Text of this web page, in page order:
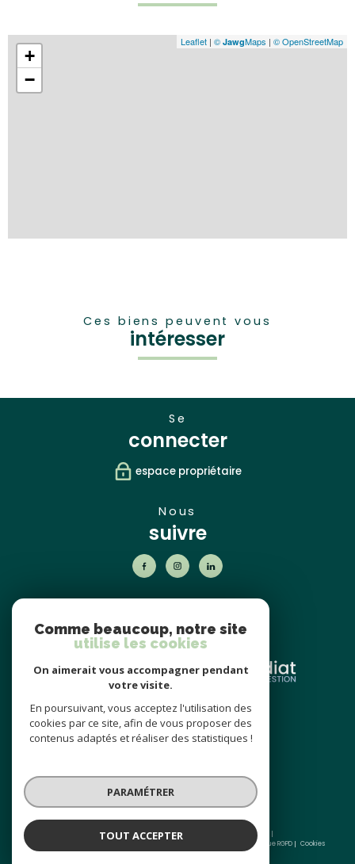
+
−
Leaflet | © JawgMaps | © OpenStreetMap
Ces biens peuvent vous
intéresser
se
connecter
espace propriétaire
nous
suivre
partenaires
nos avis
clients
© 2026 | Tous droits réservés | Traduction powered by Google |
Politique RGPD Cookies
Comme beaucoup, notre site
utilise les cookies
On aimerait vous accompagner pendant
votre visite.
En poursuivant, vous acceptez l'utilisation des
cookies par ce site, afin de vous proposer des
contenus adaptés et réaliser des statistiques !
PARAMÉTRER
TOUT ACCEPTER